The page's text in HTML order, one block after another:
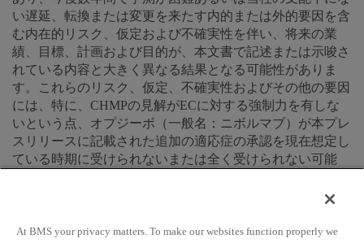
い遅延、転換または変更を来たす内的または外的要因を含
む内在的リスク、仮定および不確実性を伴い、将来の業
績、目標、計画および目的が、本文書で記述または示唆さ
れている内容と大きく異なる結果となる可能性がありま
す。これらのリスク、仮定、不確実性およびその他の要因
には、特に、CHMPの見解がECに対する強制力を有しな
いという点、オプジーボ（一般名：ニボルマブ）が本プレ
スリリースに記載された追加の適応症の承認を現在想定し
ている時期に受けられないまたは全く受けられない可能
る可能性、また承認された場合でも、そのような製品候補
成功するかどうかは不明であるという点が含まれていま
At BMS your privacy matters. To make our websites function properly we